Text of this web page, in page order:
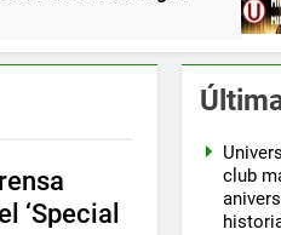
‘Special
club